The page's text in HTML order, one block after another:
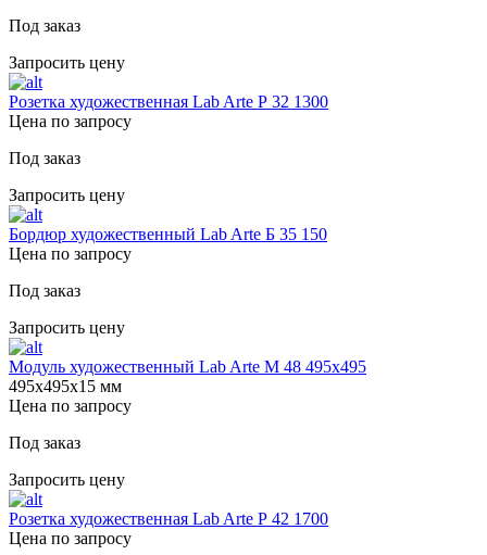
Под заказ
Запросить цену
Розетка художественная Lab Arte Р 32 1300
Цена по запросу
Под заказ
Запросить цену
Бордюр художественный Lab Arte Б 35 150
Цена по запросу
Под заказ
Запросить цену
Модуль художественный Lab Arte М 48 495х495
495х495х15 мм
Цена по запросу
Под заказ
Запросить цену
Розетка художественная Lab Arte Р 42 1700
Цена по запросу